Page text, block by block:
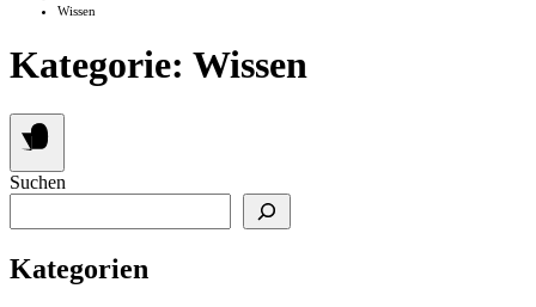
Wissen
Kategorie: Wissen
Suchen
Kategorien